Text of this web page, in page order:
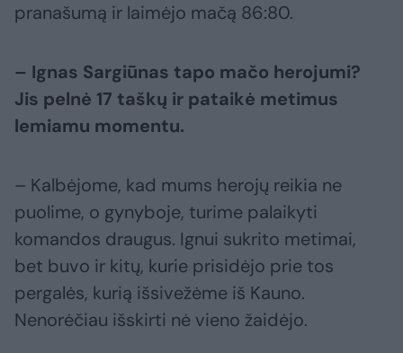
pranašumą ir laimėjo mačą 86:80.
– Ignas Sargiūnas tapo mačo herojumi?
Jis pelnė 17 taškų ir pataikė metimus
lemiamu momentu.
– Kalbėjome, kad mums herojų reikia ne
puolime, o gynyboje, turime palaikyti
komandos draugus. Ignui sukrito metimai,
bet buvo ir kitų, kurie prisidėjo prie tos
pergalės, kurią išsivežėme iš Kauno.
Nenorėčiau išskirti nė vieno žaidėjo.